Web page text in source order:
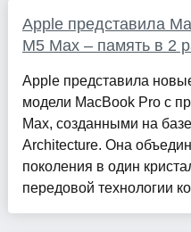
Apple представила
M5 Max – память в 2
Apple представила
модели MacBook Pro с
Max, созданными на
Architecture. Она
поколения в один
передовой технологии